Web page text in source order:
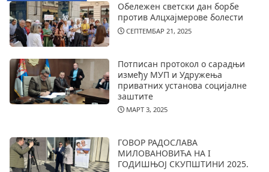
Обележен светски дан борбе
против Алцхајмерове болести
СЕПТЕМБАР 21, 2025
Потписан протокол о сарадњи
између МУП и Удружења
приватних установа социјалне
заштите
МАРТ 3, 2025
ГОВОР РАДОСЛАВА
МИЛОВАНОВИЋА НА I
ГОДИШЊОЈ СКУПШТИНИ 2025.